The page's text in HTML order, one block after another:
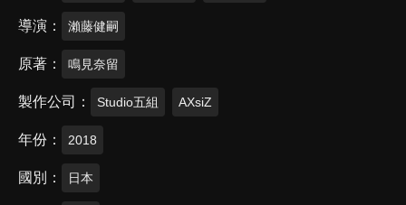
導演 瀨藤健嗣
原著 鳴見奈留
製作公司 Studio五組 AXsiZ
年份 2018
國別 日本